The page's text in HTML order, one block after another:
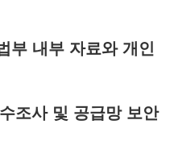
부 내부 자료와 개인
조사 및 공급망 보안